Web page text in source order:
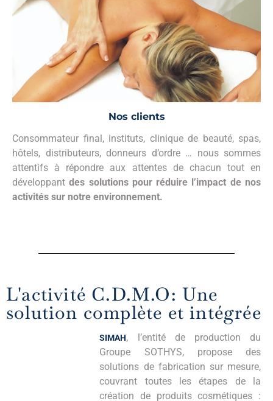
Nos clients
Consommateur final, instituts, clinique de beauté, spas,
hôtels, distributeurs, donneurs d’ordre … nous sommes
attentifs à répondre aux attentes de chacun tout en
développant des solutions pour réduire l’impact de nos
activités sur notre environnement.
L'activité C.D.M.O: Une
solution complète et intégrée
SIMAH, l’entité de production du
Groupe SOTHYS, propose des
solutions de fabrication sur mesure,
couvrant toutes les étapes de la
création de produits cosmétiques :